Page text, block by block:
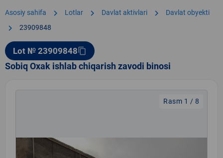
Asosiy sahifa chevron_right Lotlar chevron_right Davlat aktivlari chevron_right Davlat obyekti
chevron_right 23909848
Lot № 23909848content_copy
Sobiq Oxak ishlab chiqarish zavodi binosi
Rasm 1 / 8